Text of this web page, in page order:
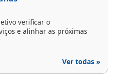
verificar o
e alinhar as próximas
Ver todas »